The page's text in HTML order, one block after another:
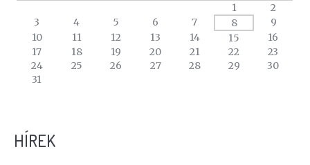
calendar
events
1
2
3
4 5 6 7 8
9
10
11 12 13 14 15
16
17
18 19 20 21 22
23
24
25 26 27 28 29
30
31
HÍREK